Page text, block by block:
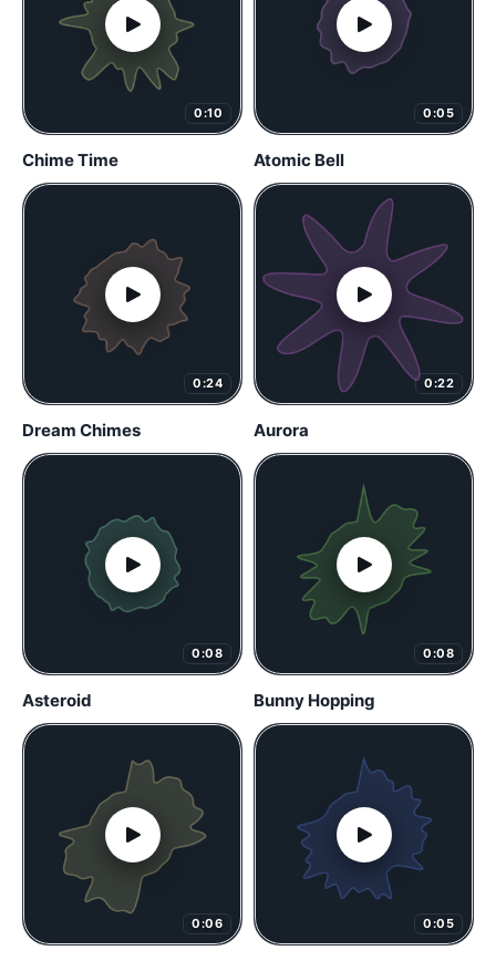
0:10
Chime Time
0:05
Atomic Bell
0:24
Dream Chimes
0:22
Aurora
0:08
Asteroid
0:08
Bunny Hopping
0:06 0:05